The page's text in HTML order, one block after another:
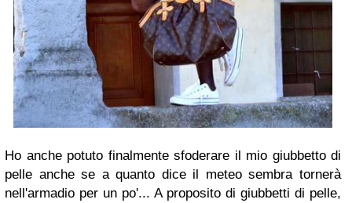
Ho anche potuto finalmente sfoderare il mio giubbetto di
pelle anche se a quanto dice il meteo sembra tornerà
nell'armadio per un po'... A proposito di giubbetti di pelle,